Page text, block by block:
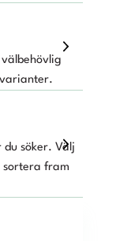
söker. Välj
fram